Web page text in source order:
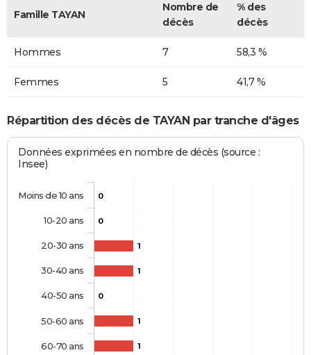
Famille TAYAN
Nombre de
décès
% des
décès
Hommes 7 58,3 %
Femmes 5 41,7 %
Répartition des décès de TAYAN par tranche d'âges
Données exprimées en nombre de décès (source :
Insee)
0
0
1
1
0
1
1
Moins de 10 ans
10-20 ans
20-30 ans
30-40 ans
40-50 ans
50-60 ans
60-70 ans